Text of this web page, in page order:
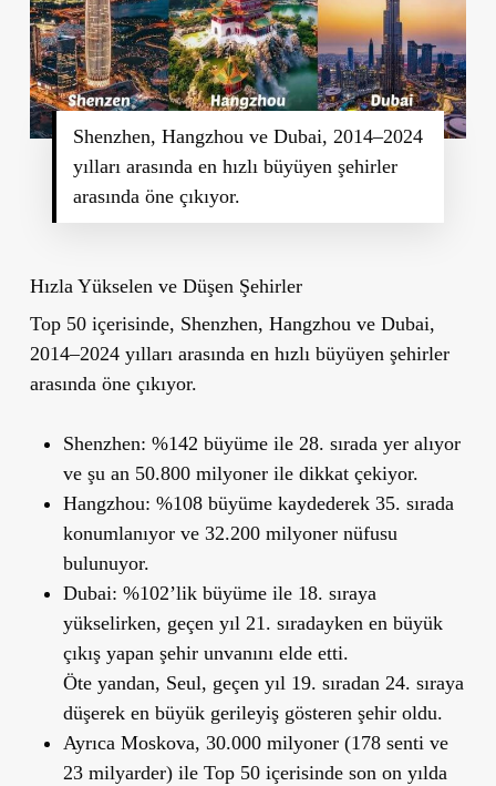
Shenzhen, Hangzhou ve Dubai, 2014–2024
yılları arasında en hızlı büyüyen şehirler
arasında öne çıkıyor.
Hızla Yükselen ve Düşen Şehirler
Top 50 içerisinde, Shenzhen, Hangzhou ve Dubai,
2014–2024 yılları arasında en hızlı büyüyen şehirler
arasında öne çıkıyor.
Shenzhen: %142 büyüme ile 28. sırada yer alıyor
ve şu an 50.800 milyoner ile dikkat çekiyor.
Hangzhou: %108 büyüme kaydederek 35. sırada
konumlanıyor ve 32.200 milyoner nüfusu
bulunuyor.
Dubai: %102’lik büyüme ile 18. sıraya
yükselirken, geçen yıl 21. sıradayken en büyük
çıkış yapan şehir unvanını elde etti.
Öte yandan, Seul, geçen yıl 19. sıradan 24. sıraya
düşerek en büyük gerileyiş gösteren şehir oldu.
Ayrıca Moskova, 30.000 milyoner (178 senti ve
23 milyarder) ile Top 50 içerisinde son on yılda